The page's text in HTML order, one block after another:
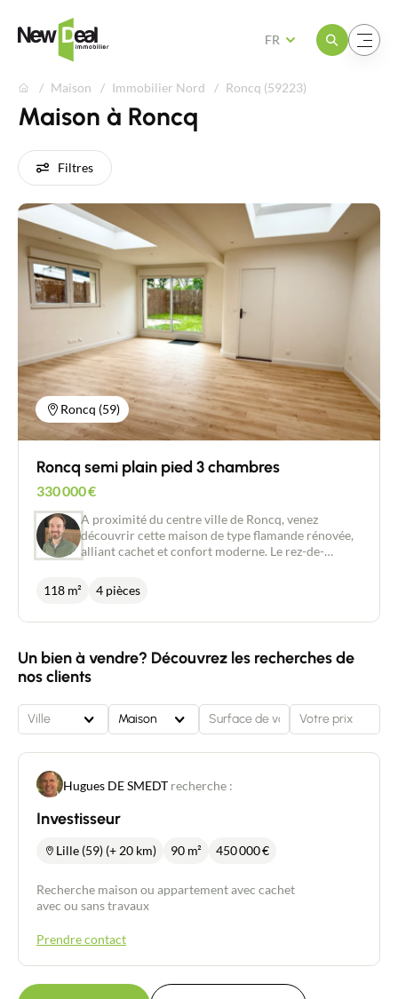
Ouvrir le menuOuvrir le menu
FR
Maison Immobilier Nord Roncq (59223)
Maison à Roncq
Filtres
Roncq (59)
Roncq semi plain pied 3 chambres
330 000€
A proximité du centre ville de Roncq, venez
découvrir cette maison de type flamande rénovée,
alliant cachet et confort moderne. Le rez-de-
lumineuse d’environ 60 m², idéale pour recevoir.
Une suite parentale avec salle d’eau, ainsi qu’une
l’extérieur, vous profiterez d’un jardin exposé sud-
ouest, ainsi que d’une place de stationnement
118 m² 4 pièces
Un bien à vendre? Découvrez les recherches de
nos clients
Ville Maison
Hugues DE SMEDT recherche :
Investisseur
Lille (59) (+ 20 km) 90 m² 450 000€
Recherche maison ou appartement avec cachet
avec ou sans travaux
Prendre contact